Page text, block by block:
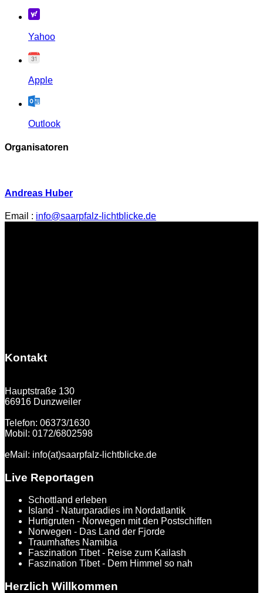
Yahoo
Apple
Outlook
Organisatoren
Andreas Huber
Email : info@saarpfalz-lichtblicke.de
Kontakt
Hauptstraße 130
66916 Dunzweiler
Telefon: 06373/1630
Mobil: 0172/6802598
eMail: info(at)saarpfalz-lichtblicke.de
Live Reportagen
Schottland erleben
Island - Naturparadies im Nordatlantik
Hurtigruten - Norwegen mit den Postschiffen
Norwegen - Das Land der Fjorde
Traumhaftes Namibia
Faszination Tibet - Reise zum Kailash
Faszination Tibet - Dem Himmel so nah
Herzlich Willkommen